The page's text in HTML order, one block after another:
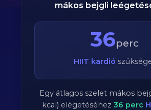
mákos bejgli
36perc
HIIT kardió
Egy átlagos szelet mákos
kcal) elégetéséhez 36 perc